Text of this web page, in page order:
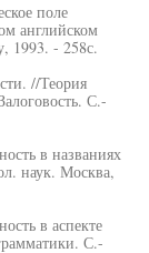
поле
английском
1993. - 258с.
//Теория
С.-
в названиях
наук. Москва,
в аспекте
С.-